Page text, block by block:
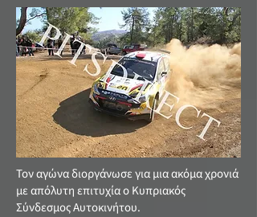
Τον αγώνα διοργάνωσε για μια ακόμα χρονιά
με απόλυτη επιτυχία ο Κυπριακός
Σύνδεσμος Αυτοκινήτου.